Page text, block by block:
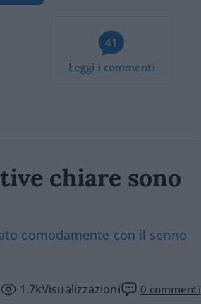
41
Leggi i commenti
chiare sono
comodamente con il senno
1.7kVisualizzazioni 0 commenti